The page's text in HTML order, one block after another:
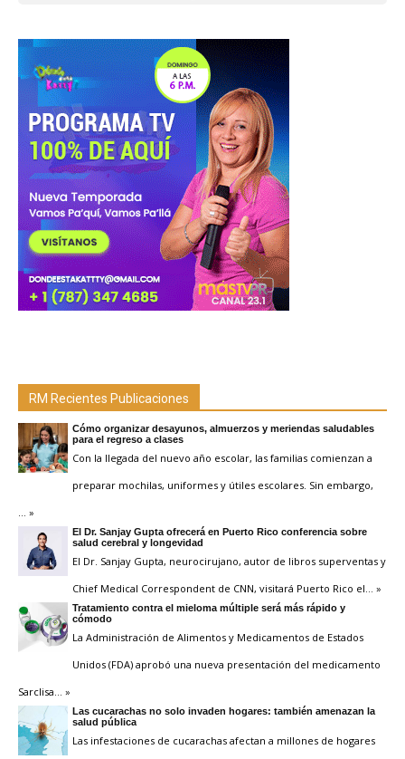
RM Recientes Publicaciones
Cómo organizar desayunos, almuerzos y meriendas saludables
para el regreso a clases
Con la llegada del nuevo año escolar, las familias comienzan a
preparar mochilas, uniformes y útiles escolares. Sin embargo,
… »
El Dr. Sanjay Gupta ofrecerá en Puerto Rico conferencia sobre
salud cerebral y longevidad
El Dr. Sanjay Gupta, neurocirujano, autor de libros superventas y
Chief Medical Correspondent de CNN, visitará Puerto Rico el … »
Tratamiento contra el mieloma múltiple será más rápido y
cómodo
La Administración de Alimentos y Medicamentos de Estados
Unidos (FDA) aprobó una nueva presentación del medicamento
Sarclisa … »
Las cucarachas no solo invaden hogares: también amenazan la
salud pública
Las infestaciones de cucarachas afectan a millones de hogares